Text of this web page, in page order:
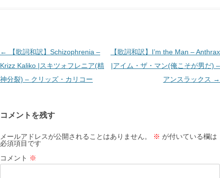
投
稿
ナ
ー
シ
ョ
ン
←
【歌詞和訳】Schizophrenia –
Krizz Kaliko |スキツォフレニア(精
神分裂) – クリッズ・カリコー
【歌詞和訳】I’m the Man – Anthrax
|アイム・ザ・マン(俺こそが男だ) –
アンスラックス →
コメントを残す
メールアドレスが公開されることはありません。 ※ が付いている欄は
必須項目です
コメント ※